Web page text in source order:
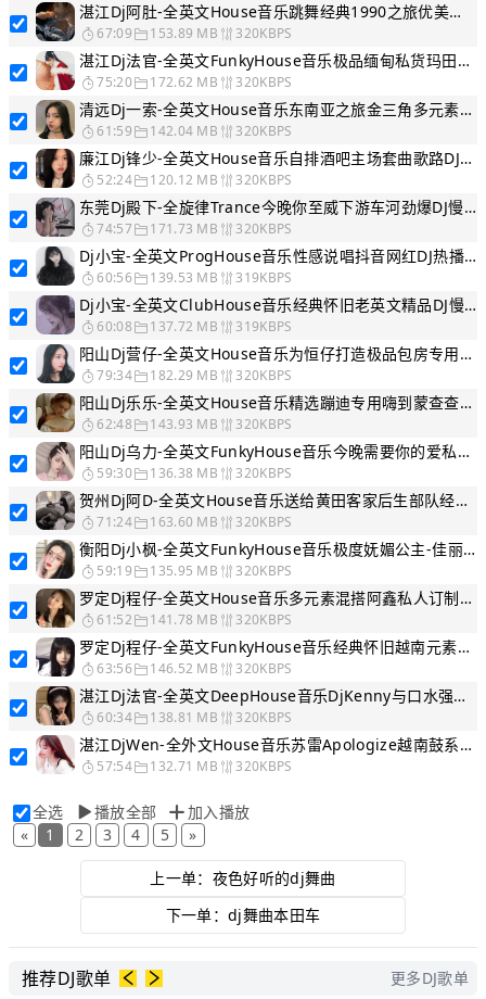
湛江Dj阿肚-全英文House音乐跳舞经典1990之旅优美节奏DJ电音慢嗨串烧
67:09 153.89 MB 320KBPS
湛江Dj法官-全英文FunkyHouse音乐极品缅甸私货玛田鼓不外传DJ慢嗨串烧
75:20 172.62 MB 320KBPS
清远Dj一索-全英文House音乐东南亚之旅金三角多元素越南鼓DJ慢嗨串烧
61:59 142.04 MB 320KBPS
廉江Dj锋少-全英文House音乐自排酒吧主场套曲歌路DJ慢嗨串烧
52:24 120.12 MB 320KBPS
东莞Dj殿下-全旋律Trance今晚你至威下游车河劲爆DJ慢嗨串烧
74:57 171.73 MB 320KBPS
Dj小宝-全英文ProgHouse音乐性感说唱抖音网红DJ热播慢嗨串烧
60:56 139.53 MB 319KBPS
Dj小宝-全英文ClubHouse音乐经典怀旧老英文精品DJ慢嗨串烧
60:08 137.72 MB 319KBPS
阳山Dj营仔-全英文House音乐为恒仔打造极品包房专用电音慢嗨串烧
79:34 182.29 MB 320KBPS
阳山Dj乐乐-全英文House音乐精选蹦迪专用嗨到蒙查查DJ电音慢嗨串烧
62:48 143.93 MB 320KBPS
阳山Dj乌力-全英文FunkyHouse音乐今晚需要你的爱私人珍藏DJ慢嗨串烧A
59:30 136.38 MB 320KBPS
贺州Dj阿D-全英文House音乐送给黄田客家后生部队经典DJ电音慢嗨串烧
71:24 163.60 MB 320KBPS
衡阳Dj小枫-全英文FunkyHouse音乐极度妩媚公主-佳丽之夜DJ慢嗨串烧
59:19 135.95 MB 320KBPS
罗定Dj程仔-全英文House音乐多元素混搭阿鑫私人订制车载DJ慢嗨串烧
61:52 141.78 MB 320KBPS
罗定Dj程仔-全英文FunkyHouse音乐经典怀旧越南元素DJ慢嗨串烧
63:56 146.52 MB 320KBPS
湛江Dj法官-全英文DeepHouse音乐DjKenny与口水强看靓女DJ慢嗨串烧
60:34 138.81 MB 320KBPS
湛江DjWen-全外文House音乐苏雷Apologize越南鼓系列舒服DJ慢嗨串烧
57:54 132.71 MB 320KBPS
全选 播放全部
加入播放
«
1 2 3 4 5 »
上一单： 夜色好听的dj舞曲
下一单： dj舞曲本田车
推荐DJ歌单 更多DJ歌单